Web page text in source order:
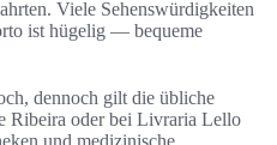
Viele Sehenswürdigkeiten
ist hügelig — bequeme
dennoch gilt die übliche
Ribeira oder bei Livraria Lello